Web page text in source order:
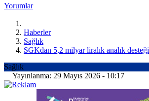
Yorumlar
Haberler
Sağlık
SGKdan 5,2 milyar liralık analık desteği
Sağlık
Yayınlanma: 29 Mayıs 2026 - 10:17